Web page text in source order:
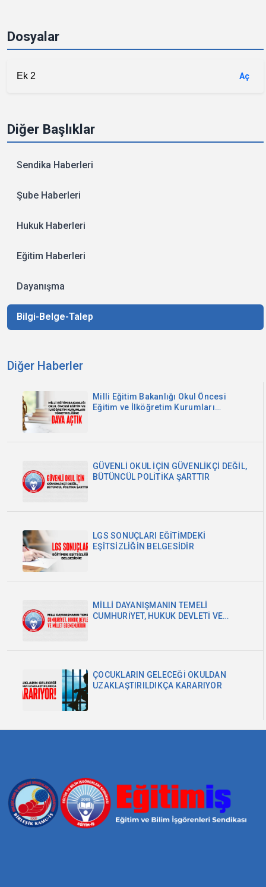
Dosyalar
Ek 2 Aç
Diğer Başlıklar
Sendika Haberleri
Şube Haberleri
Hukuk Haberleri
Eğitim Haberleri
Dayanışma
Bilgi-Belge-Talep
Diğer Haberler
Milli Eğitim Bakanlığı Okul Öncesi
Eğitim ve İlköğretim Kurumları
GÜVENLİ OKUL İÇİN GÜVENLİKÇİ DEĞİL,
BÜTÜNCÜL POLİTİKA ŞARTTIR
LGS SONUÇLARI EĞİTİMDEKİ
EŞİTSİZLİĞİN BELGESİDİR
MİLLİ DAYANIŞMANIN TEMELİ
CUMHURİYET, HUKUK DEVLETİ VE
ÇOCUKLARIN GELECEĞİ OKULDAN
UZAKLAŞTIRILDIKÇA KARARIYOR